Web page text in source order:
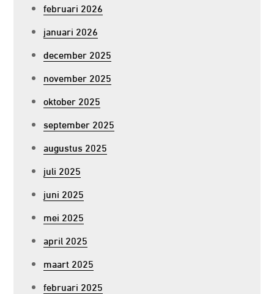
februari 2026
januari 2026
december 2025
november 2025
oktober 2025
september 2025
augustus 2025
juli 2025
juni 2025
mei 2025
april 2025
maart 2025
februari 2025